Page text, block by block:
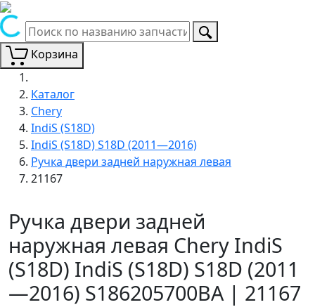
Корзина
Каталог
Chery
IndiS (S18D)
IndiS (S18D) S18D (2011—2016)
Ручка двери задней наружная левая
21167
Ручка двери задней
наружная левая Chery IndiS
(S18D) IndiS (S18D) S18D (2011
—2016) S186205700BA | 21167